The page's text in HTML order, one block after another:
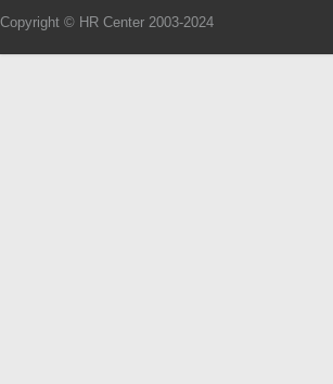
Copyright © HR Center 2003-2024